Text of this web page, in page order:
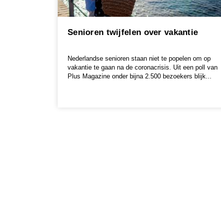
Senioren twijfelen over vakantie
Nederlandse senioren staan niet te popelen om op
vakantie te gaan na de coronacrisis. Uit een poll van
Plus Magazine onder bijna 2.500 bezoekers blijk...